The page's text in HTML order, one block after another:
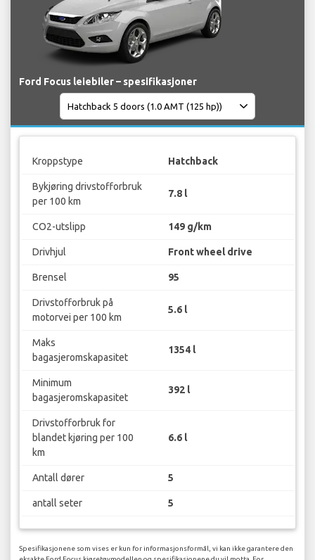
Ford Focus leiebiler – spesifikasjoner
Kroppstype Hatchback
Bykjøring drivstofforbruk
per 100 km
7.8 l
CO2-utslipp 149 g/km
Drivhjul Front wheel drive
Brensel 95
Drivstofforbruk på
motorvei per 100 km
5.6 l
Maks
bagasjeromskapasitet
1354 l
Minimum
bagasjeromskapasitet
392 l
Drivstofforbruk for
blandet kjøring per 100
km
6.6 l
Antall dører 5
antall seter 5
Spesifikasjonene som vises er kun for informasjonsformål, vi kan ikke garantere den